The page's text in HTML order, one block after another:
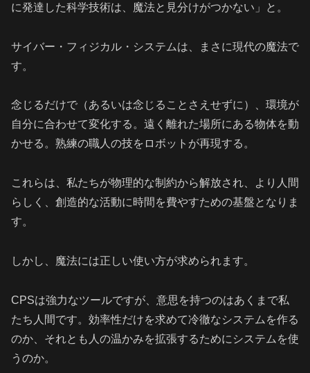
に発達した科学技術は、魔法と見分けがつかない」と。
サイバー・フィジカル・システムは、まさに現代の魔法で
す。
念じるだけで（あるいは念じることさえせずに）、環境が
自分に合わせて変化する。遠く離れた場所にある物体を動
かせる。熟練の職人の技をロボットが再現する。
これらは、私たちが物理的な制約から解放され、より人間
らしく、創造的な活動に時間を費やすための基盤となりま
す。
しかし、魔法には正しい使い方が求められます。
CPSは強力なツールですが、意思を持つのはあくまで私
たち人間です。効率性だけを求めて冷徹なシステムを作る
のか、それとも人の温かみを拡張するためにシステムを使
うのか。